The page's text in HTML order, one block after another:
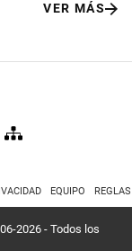
VER MÁS
EQUIPO
2026 - Todos los